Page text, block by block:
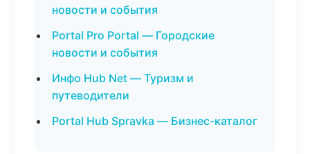
новости и события
Portal Pro Portal — Городские
новости и события
Инфо Hub Net — Туризм и
путеводители
Portal Hub Spravka — Бизнес-каталог